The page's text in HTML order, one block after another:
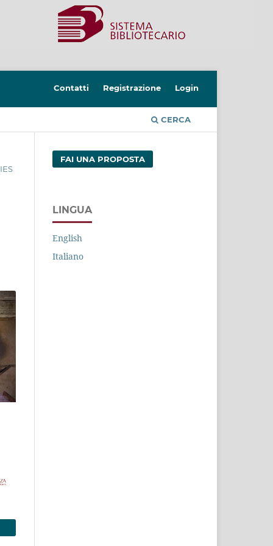
CERCA
Contatti Registrazione Login
FAI UNA PROPOSTA
LINGUA
English
Italiano